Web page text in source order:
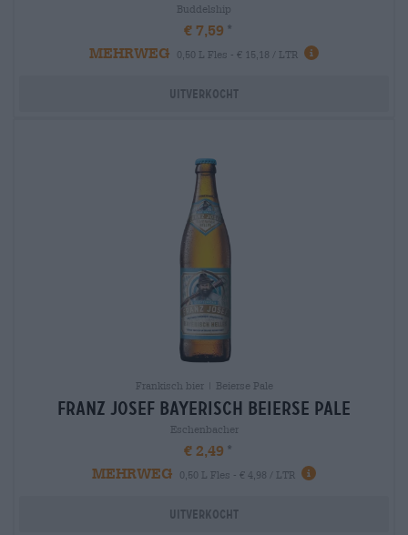
Buddelship
€ 7,59
MEHRWEG
0,50 L Fles - € 15,18 / LTR
Uitverkocht
Frankisch bier | Beierse Pale
franz josef bayerisch Beierse Pale
Eschenbacher
€ 2,49
MEHRWEG
0,50 L Fles - € 4,98 / LTR
Uitverkocht